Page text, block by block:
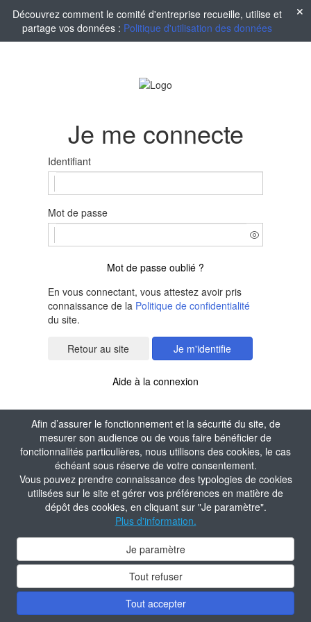
Afin d’assurer le fonctionnement et la sécurité du site, de
mesurer son audience ou de vous faire bénéficier de
fonctionnalités particulières, nous utilisons des cookies, le cas
échéant sous réserve de votre consentement.
Vous pouvez prendre connaissance des typologies de cookies
utilisées sur le site et gérer vos préférences en matière de
dépôt des cookies, en cliquant sur "Je paramètre".
Plus d'information.
Je paramètre
Tout refuser
Tout accepter
Découvrez comment le comité d'entreprise recueille, utilise et
partage vos données : Politique d'utilisation des données
Je me connecte
Identifiant
Mot de passe
Mot de passe oublié ?
En vous connectant, vous attestez avoir pris
connaissance de la Politique de confidentialité
du site.
Je m'identifie
Aide à la connexion